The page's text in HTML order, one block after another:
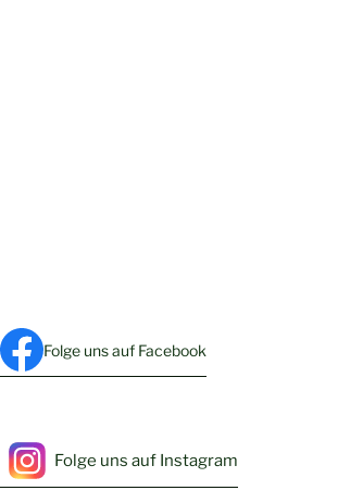
Folge uns auf Facebook
Folge uns auf Instagram